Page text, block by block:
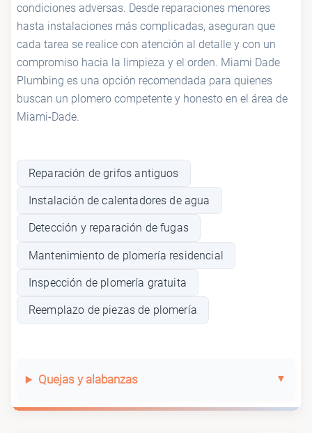
condiciones adversas. Desde reparaciones menores
hasta instalaciones más complicadas, aseguran que
cada tarea se realice con atención al detalle y con un
compromiso hacia la limpieza y el orden. Miami Dade
Plumbing es una opción recomendada para quienes
buscan un plomero competente y honesto en el área de
Miami-Dade.
Reparación de grifos antiguos
Instalación de calentadores de agua
Detección y reparación de fugas
Mantenimiento de plomería residencial
Inspección de plomería gratuita
Reemplazo de piezas de plomería
Quejas y alabanzas